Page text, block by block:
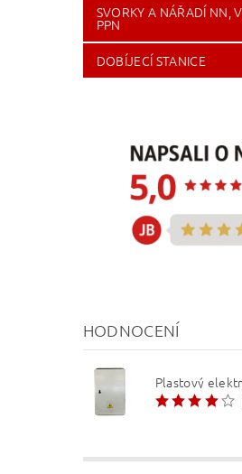
SVORKY A NÁŘADÍ NN,
PPN
DOBÍJECÍ STANICE
HODNOCENÍ